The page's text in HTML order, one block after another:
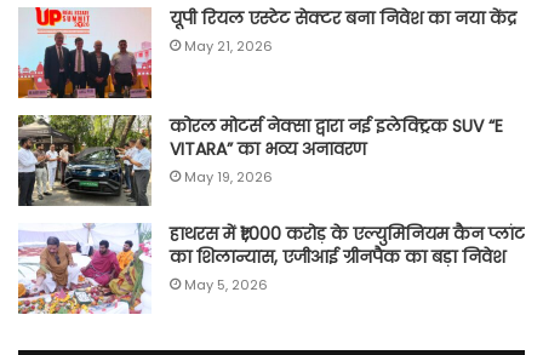
यूपी रियल एस्टेट सेक्टर बना निवेश का नया केंद्र
May 21, 2026
कोरल मोटर्स नेक्सा द्वारा नई इलेक्ट्रिक SUV “E
VITARA” का भव्य अनावरण
May 19, 2026
हाथरस में ₹1,000 करोड़ के एल्युमिनियम कैन प्लांट
का शिलान्यास, एजीआई ग्रीनपैक का बड़ा निवेश
May 5, 2026